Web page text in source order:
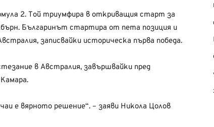
2. Той триумфира в откриващия старт за
Българинът стартира от пета позиция и
записвайки историческа първа победа.
в Австралия, завършвайки пред
е вярното решение“. – заяви Никола Цолов